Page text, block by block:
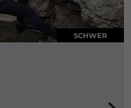
SCHWER